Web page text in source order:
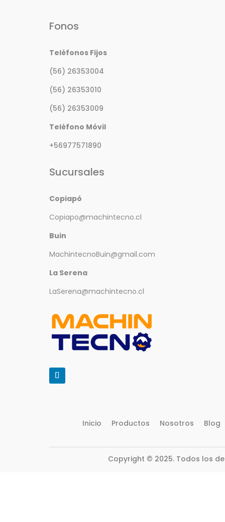
Fonos
Teléfonos Fijos
(56) 26353004
(56) 26353010
(56) 26353009
Teléfono Móvil
+56977571890
Sucursales
Copiapó
Copiapo@machintecno.cl
Buin
MachintecnoBuin@gmail.com
La Serena
LaSerena@machintecno.cl
Inicio Productos Nosotros Blog
Copyright © 2025. Todos los